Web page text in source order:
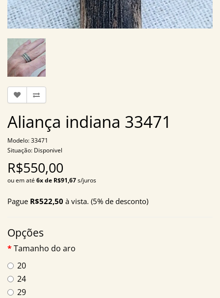
Aliança indiana 33471
Modelo: 33471
Situação: Disponivel
R$550,00
ou em até6x de R$91,67s/juros
Pague R$522,50 à vista. (5% de desconto)
Opções
Tamanho do aro
20
24
29